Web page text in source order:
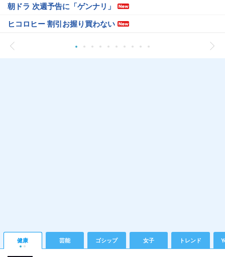
朝ドラ 次週予告に「ゲンナリ」
ヒコロヒー 割引お握り買わない
健康 芸能 ゴシップ 女子 トレンド